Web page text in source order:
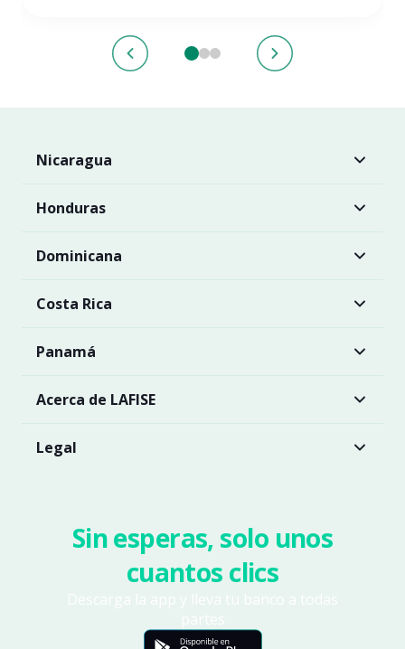
Nicaragua
Honduras
Dominicana
Costa Rica
Panamá
Acerca de LAFISE
Legal
Sin esperas, solo unos
cuantos clics